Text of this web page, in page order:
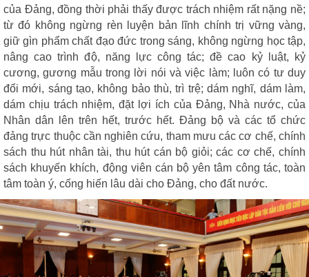
của Đảng, đồng thời phải thấy được trách nhiệm rất nặng nề;
từ đó không ngừng rèn luyện bản lĩnh chính trị vững vàng,
giữ gìn phẩm chất đạo đức trong sáng, không ngừng học tập,
nâng cao trình độ, năng lực công tác; đề cao kỷ luật, kỷ
cương, gương mẫu trong lời nói và việc làm; luôn có tư duy
đổi mới, sáng tạo, không bảo thù, trì trệ; dám nghĩ, dám làm,
dám chịu trách nhiệm, đặt lợi ích của Đảng, Nhà nước, của
Nhân dân lên trên hết, trước hết. Đảng bộ và các tổ chức
đảng trực thuộc cần nghiên cứu, tham mưu các cơ chế, chính
sách thu hút nhân tài, thu hút cán bộ giỏi; các cơ chế, chính
sách khuyến khích, động viên cán bộ yên tâm công tác, toàn
tâm toàn ý, cống hiến lâu dài cho Đảng, cho đất nước.